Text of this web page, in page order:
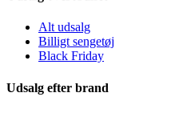
Alt udsalg
Billigt sengetøj
Black Friday
Udsalg efter brand